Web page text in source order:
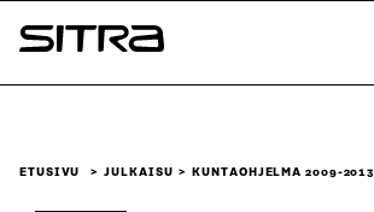
Siirry
suoraan
Sitra
ETUSIVU JULKAISU KUNTAOHJELMA 2009-2013